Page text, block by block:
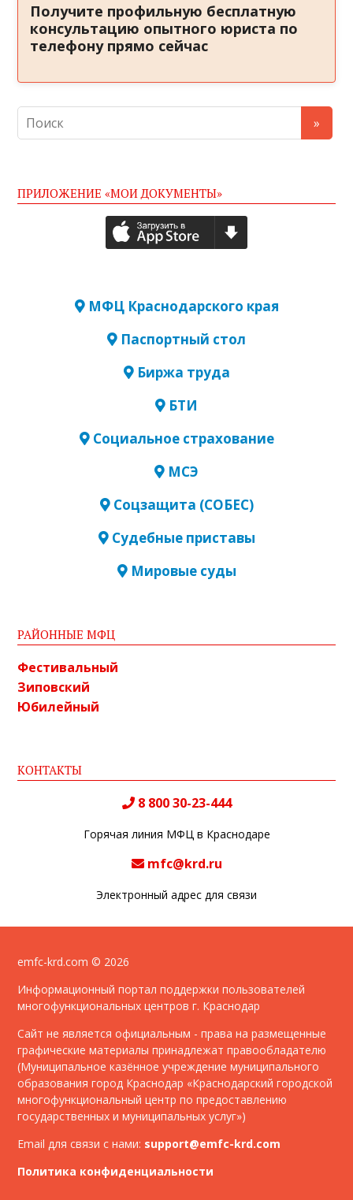
Получите профильную бесплатную
консультацию опытного юриста по
телефону прямо сейчас
ПРИЛОЖЕНИЕ «МОИ ДОКУМЕНТЫ»
МФЦ Краснодарского края
Паспортный стол
Биржа труда
БТИ
Социальное страхование
МСЭ
Соцзащита (СОБЕС)
Судебные приставы
Мировые суды
РАЙОННЫЕ МФЦ
Фестивальный
Зиповский
Юбилейный
КОНТАКТЫ
8 800 30-23-444
Горячая линия МФЦ в Краснодаре
mfc@krd.ru
Электронный адрес для связи
emfc-krd.com © 2026
Информационный портал поддержки пользователей
многофункциональных центров г. Краснодар
Сайт не является официальным - права на размещенные
графические материалы принадлежат правообладателю
(Муниципальное казённое учреждение муниципального
образования город Краснодар «Краснодарский городской
многофункциональный центр по предоставлению
государственных и муниципальных услуг»)
Email для связи с нами: support@emfc-krd.com
Политика конфиденциальности